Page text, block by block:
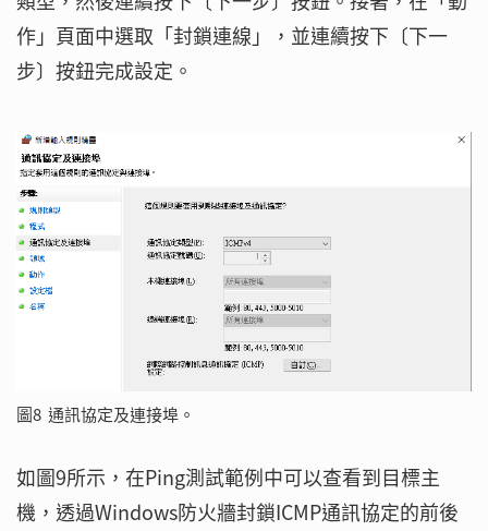
作」頁面中選取「封鎖連線」，並連續按下〔下一
步〕按鈕完成設定。
圖8 通訊協定及連接埠。
如圖9所示，在Ping測試範例中可以查看到目標主
機，透過Windows防火牆封鎖ICMP通訊協定的前後